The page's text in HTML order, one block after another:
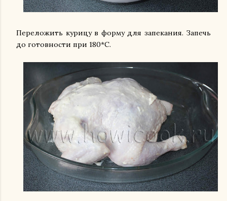
Переложить курицу в форму для запекания. Запечь
до готовности при 180*С.